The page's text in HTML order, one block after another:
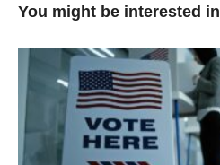
You might be interested in